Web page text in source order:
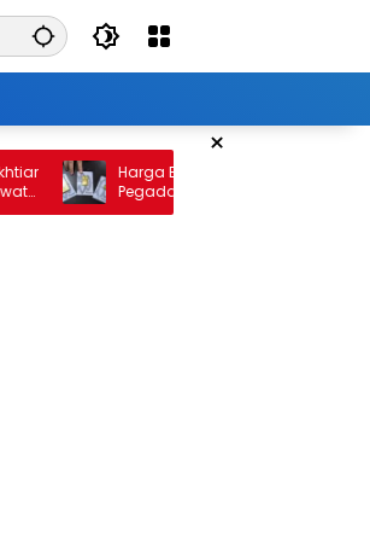
×
Harga Emas 10 Februari 2026: Antam
Pegadaian Kembali Melonjak